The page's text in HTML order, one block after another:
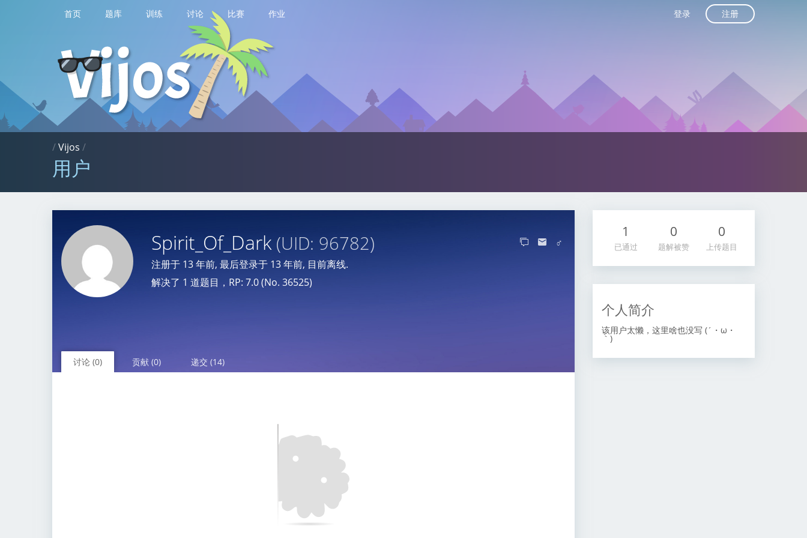
首页 题库 训练 讨论 比赛 作业 登录 注册
/Vijos /
用户
Spirit_Of_Dark (UID: 96782)
注册于 13 年前, 最后登录于 13 年前, 目前离线.
解决了 1 道题目，RP: 7.0 (No. 36525)
♂
讨论 (0) 贡献 (0) 递交 (14)
1
已通过
0
题解被赞
0
上传题目
个人简介
该用户太懒，这里啥也没写 (´・ω・
｀)